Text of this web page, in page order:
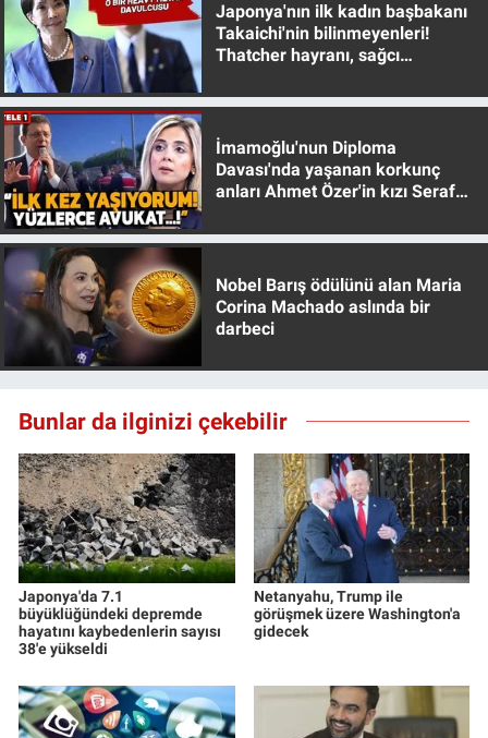
Japonya'nın ilk kadın başbakanı
Takaichi'nin bilinmeyenleri!
Thatcher hayranı, sağcı
İmamoğlu'nun Diploma
Davası'nda yaşanan korkunç
anları Ahmet Özer'in kızı Seraf
Nobel Barış ödülünü alan Maria
Corina Machado aslında bir
darbeci
Bunlar da ilginizi çekebilir
Japonya'da 7.1
büyüklüğündeki depremde
hayatını kaybedenlerin sayısı
38'e yükseldi
Netanyahu, Trump ile
görüşmek üzere Washington'a
gidecek